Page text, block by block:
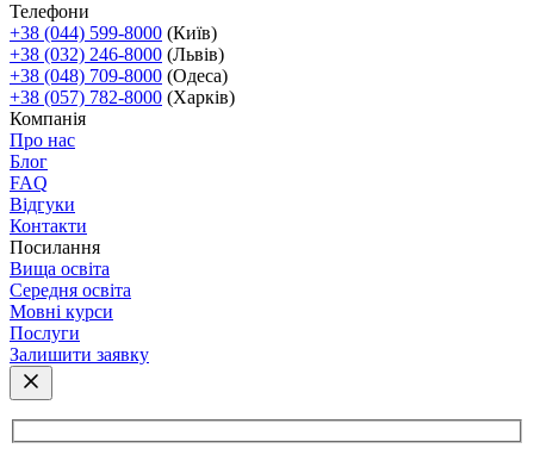
Телефони
+38 (044) 599-8000 (Київ)
+38 (032) 246-8000 (Львів)
+38 (048) 709-8000 (Одеса)
+38 (057) 782-8000 (Харків)
Компанія
Про нас
Блог
FAQ
Відгуки
Контакти
Посилання
Вища освіта
Середня освіта
Мовні курси
Послуги
Залишити заявку